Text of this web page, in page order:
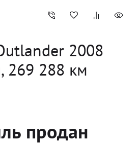
2008
, 269 288 км
продан